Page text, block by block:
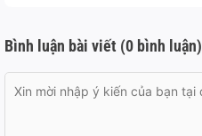
Bình luận bài viết (0 bình luận)